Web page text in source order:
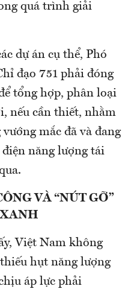
quá trình giải
dự án cụ thể, Phó
đạo 751 phải đóng
tổng hợp, phân loại
nếu cần thiết, nhằm
mắc đã và đang
năng lượng tái
VÀ “NÚT GỠ”
Việt Nam không
hụt năng lượng
áp lực phải